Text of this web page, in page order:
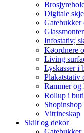
Digitale
Infostativ;
Køordnere
Living
Lyskasser i
Plakatstativ
Rammer
Rollup i
Shopinshop
Vitrineskap
Skilt og dekor